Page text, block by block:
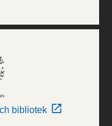
bibliotek